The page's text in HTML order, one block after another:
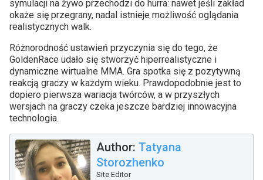
symulacji na żywo przechodzi do hurra: nawet jeśli zakład
okaże się przegrany, nadal istnieje możliwość oglądania
realistycznych walk.
Różnorodność ustawień przyczynia się do tego, że
GoldenRace udało się stworzyć hiperrealistyczne i
dynamiczne wirtualne MMA. Gra spotka się z pozytywną
reakcją graczy w każdym wieku. Prawdopodobnie jest to
dopiero pierwsza wariacja twórców, a w przyszłych
wersjach na graczy czeka jeszcze bardziej innowacyjna
technologia.
Author: Tatyana
Storozhenko
Site Editor